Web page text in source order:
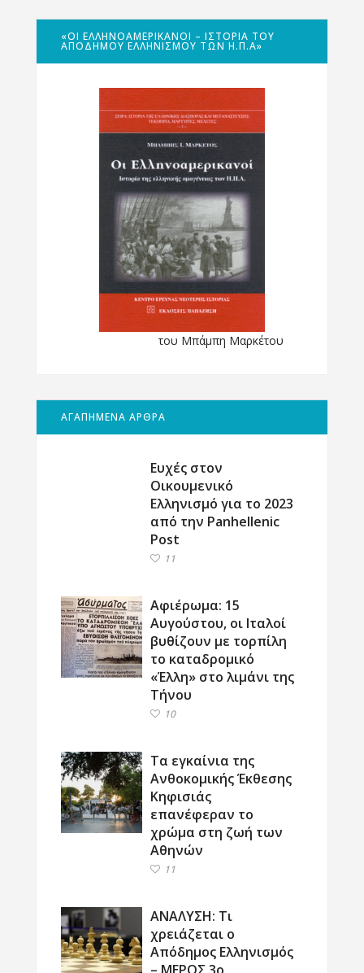
«ΟΙ ΕΛΛΗΝΟΑΜΕΡΙΚΑΝΟΊ – ΙΣΤΟΡΊΑ ΤΟΥ
ΑΠΌΔΗΜΟΥ ΕΛΛΗΝΙΣΜΟΎ ΤΩΝ Η.Π.Α»
του Μπάμπη Μαρκέτου
ΑΓΑΠΗΜΕΝΑ ΑΡΘΡΑ
Ευχές στον
Οικουμενικό
Ελληνισμό για το 2023
από την Panhellenic
Post
11
Αφιέρωμα: 15
Αυγούστου, οι Ιταλοί
βυθίζουν με τορπίλη
το καταδρομικό
«Έλλη» στο λιμάνι της
Τήνου
10
Τα εγκαίνια της
Ανθοκομικής Έκθεσης
Κηφισιάς
επανέφεραν το
χρώμα στη ζωή των
Αθηνών
11
ΑΝΑΛΥΣΗ: Τι
χρειάζεται ο
Απόδημος Ελληνισμός